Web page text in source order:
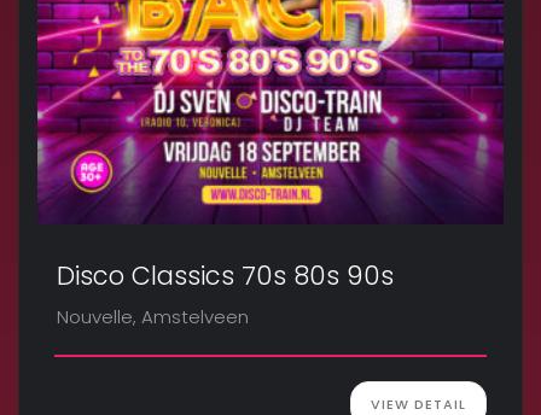
Disco Classics 70s 80s 90s
Nouvelle, Amstelveen
VIEW DETAIL